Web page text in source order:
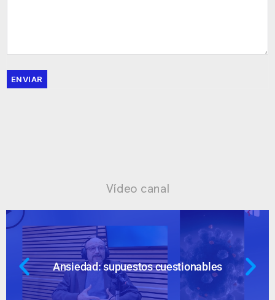
ENVIAR
Vídeo canal
Ansiedad: supuestos cuestionables